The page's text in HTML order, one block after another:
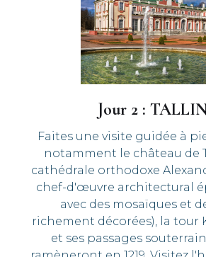
Jour 2 :
Faites une visite guidée à
notamment le château de
cathédrale orthodoxe
chef-d'œuvre architectural
avec des mosaïques et
richement décorées), la tour
et ses passages